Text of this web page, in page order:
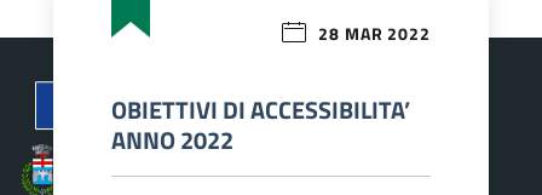
28 MAR 2022
OBIETTIVI DI ACCESSIBILITA’
ANNO 2022
Comune di Carcare